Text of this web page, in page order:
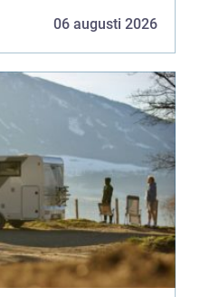
06 augusti 2026